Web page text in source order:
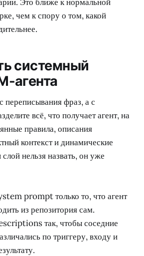
чем к спору о том, какой
системный
агента
переписывания фраз, а с
всё, что получает агент, на
правила, описания
контекст и динамические
нельзя назвать, он уже
prompt только то, что агент
из репозитория сам.
так, чтобы соседние
по триггеру, входу и